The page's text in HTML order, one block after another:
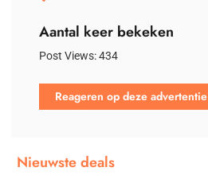
Aantal keer bekeken
Post Views:434
Reageren op deze advertentie
Nieuwste deals